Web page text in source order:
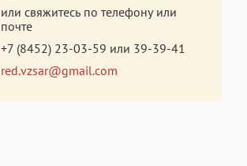
или свяжитесь по телефону или
почте
+7 (8452) 23-03-59 или 39-39-41
red.vzsar@gmail.com